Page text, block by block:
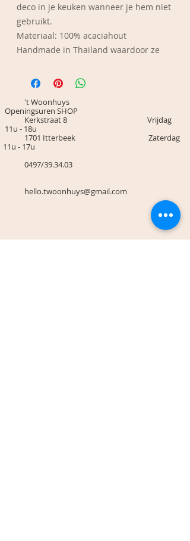
deco in je keuken wanneer je hem niet
gebruikt.
Materiaal: 100% acaciahout
Handmade in Thailand waardoor ze
Afmetingen: Diameter 50cm (met
Care instructions: Handwas met zeep,
niet laten weken in water. Vermijd
wasmiddel op basis van citrus. Je kan
de plank af en toe insmeren met een
natuurlijke olie om het hout te
't Woonhuys
Openingsuren SHOP
Kerkstraat 8 Vrijdag
11u - 18u
1701 Itterbeek Zaterdag
11u - 17u
0497/39.34.03
hello.twoonhuys@gmail.com